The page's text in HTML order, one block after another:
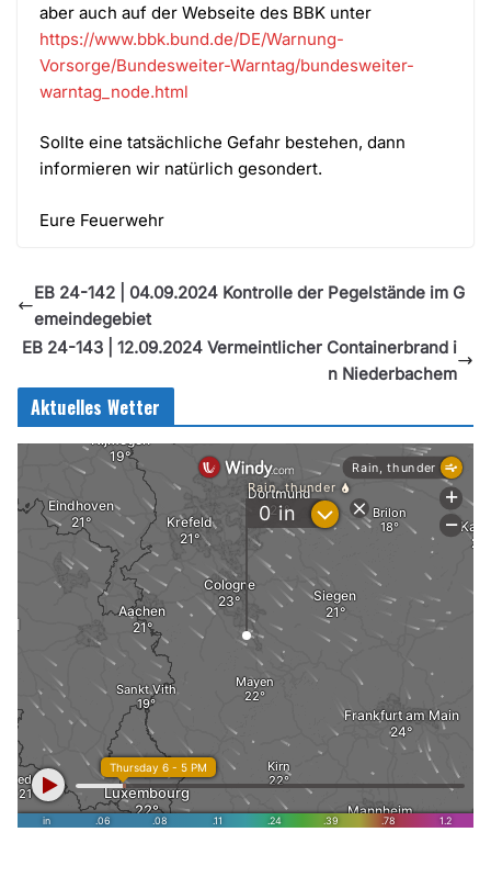
aber auch auf der Webseite des BBK unter
https://www.bbk.bund.de/DE/Warnung-
Vorsorge/Bundesweiter-Warntag/bundesweiter-
warntag_node.html
Sollte eine tatsächliche Gefahr bestehen, dann
informieren wir natürlich gesondert.
Eure Feuerwehr
EB 24-142 | 04.09.2024 Kontrolle der Pegelstände im G
emeindegebiet
EB 24-143 | 12.09.2024 Vermeintlicher Containerbrand i
n Niederbachem
Aktuelles Wetter